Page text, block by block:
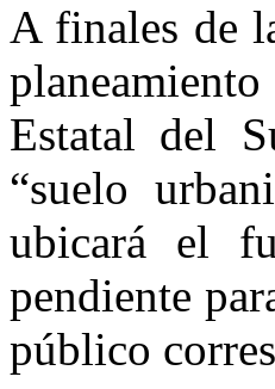
A finales de
Estatal del
“suelo
ubicará el
pendiente
público